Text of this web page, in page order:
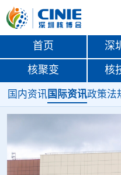
首页 深
核聚变 核
国内资讯 国际资讯政策法